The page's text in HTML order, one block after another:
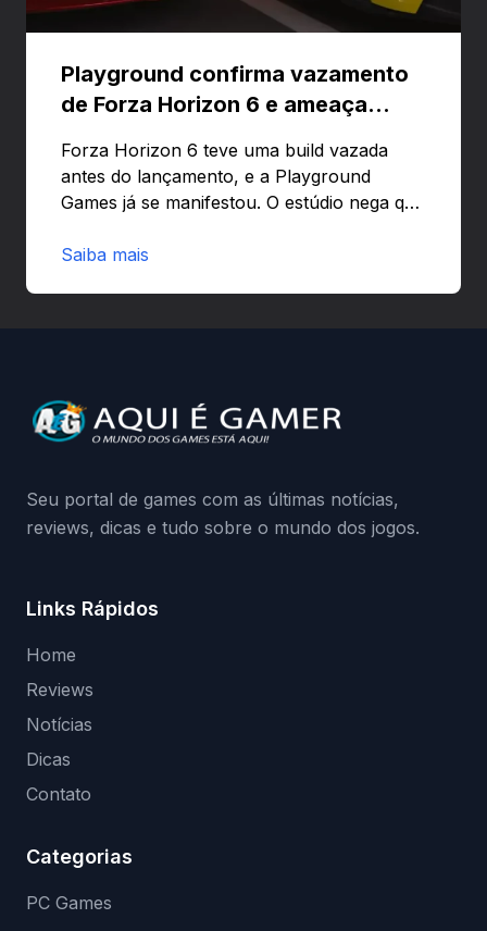
Playground confirma vazamento
de Forza Horizon 6 e ameaça
Forza Horizon 6 teve uma build vazada
antes do lançamento, e a Playground
Games já se manifestou. O estúdio nega que
preload e avisa que quem usar versões não
da Playground: negação do preload,
medidas contra acessos não autorizados
Saiba mais
Seu portal de games com as últimas notícias,
reviews, dicas e tudo sobre o mundo dos jogos.
Links Rápidos
Home
Reviews
Notícias
Dicas
Contato
Categorias
PC Games